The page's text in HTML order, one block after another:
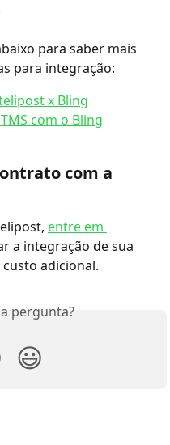
para saber mais
para integração:
x Bling
com o Bling
com a
entre em
a integração de sua
adicional.
pergunta?
😃